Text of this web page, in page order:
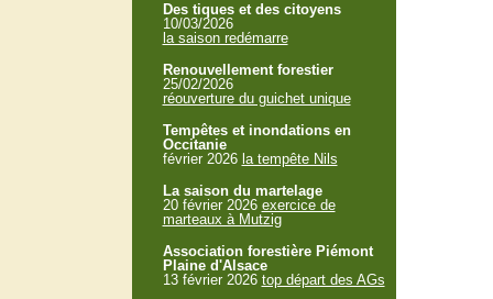
Des tiques et des citoyens
10/03/2026
la saison redémarre
Renouvellement forestier
25/02/2026
réouverture du guichet unique
Tempêtes et inondations en
Occitanie
février 2026 la tempête Nils
La saison du martelage
20 février 2026 exercice de
marteaux à Mutzig
Association forestière Piémont
Plaine d'Alsace
13 février 2026 top départ des AGs